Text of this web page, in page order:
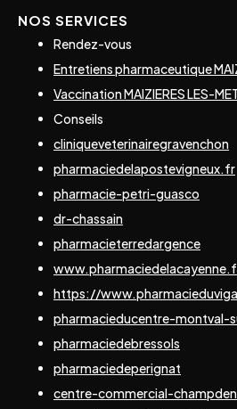
NOS SERVICES
Rendez-vous
Entretiens pharmaceutique
Vaccination MAIZIERES LES-
Conseils
cliniqueveterinairegravenchon
pharmaciedelapostevigneux.fr
pharmacie-petri-guasco
dr-chassain
pharmacieterredargence
https://
pharmacieducentre-montval-
pharmaciedebressols
pharmaciedeperignat
centre-commercial-